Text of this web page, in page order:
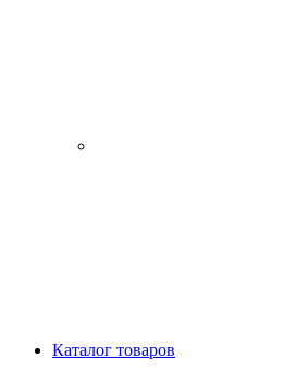
Каталог товаров